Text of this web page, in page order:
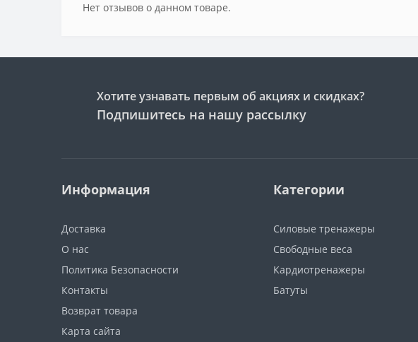
Нет отзывов о данном товаре.
Хотите узнавать первым об акциях и скидках?
Подпишитесь на нашу рассылку
Информация
Доставка
О нас
Политика Безопасности
Контакты
Возврат товара
Карта сайта
Категории
Силовые тренажеры
Свободные веса
Кардиотренажеры
Батуты